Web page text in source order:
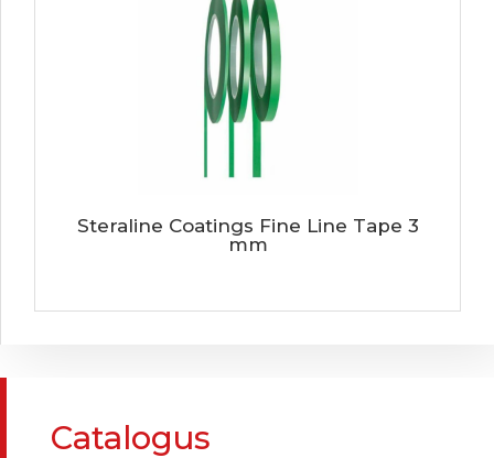
Catalogus
Steraline Coatings Fine Line Tape 3
mm